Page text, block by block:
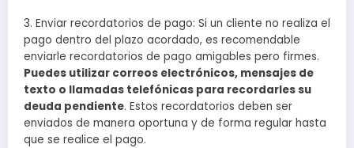
3. Enviar recordatorios de pago: Si un cliente no realiza el
pago dentro del plazo acordado, es recomendable
enviarle recordatorios de pago amigables pero firmes.
Puedes utilizar correos electrónicos, mensajes de
texto o llamadas telefónicas para recordarles su
deuda pendiente. Estos recordatorios deben ser
enviados de manera oportuna y de forma regular hasta
que se realice el pago.